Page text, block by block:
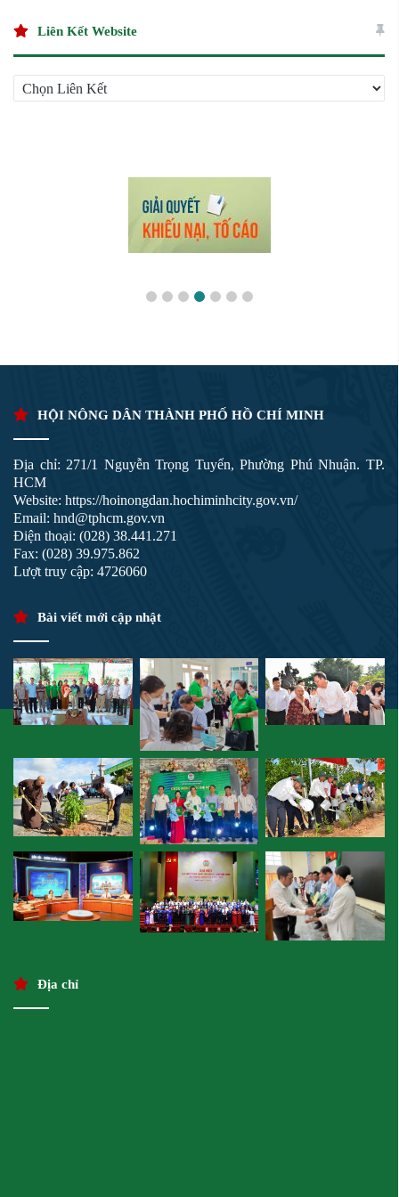
Sở
Liên Kết Website
Liên
Kết
HỘI NÔNG DÂN THÀNH PHỐ HỒ CHÍ MINH
Địa chỉ: 271/1 Nguyễn Trọng Tuyển, Phường Phú Nhuận. TP.
HCM
Website: https://hoinongdan.hochiminhcity.gov.vn/
Email: hnd@tphcm.gov.vn
Điện thoại: (028) 38.441.271
Fax: (028) 39.975.862
Lượt truy cập: 4726060
Bài viết mới cập nhật
Địa chỉ